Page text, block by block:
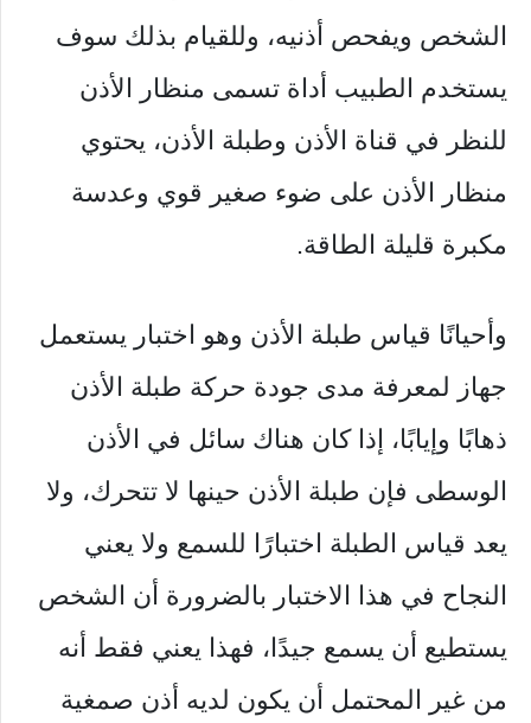
الشخص ويفحص أذنيه، وللقيام بذلك سوف
يستخدم الطبيب أداة تسمى منظار الأذن
للنظر في قناة الأذن وطبلة الأذن، يحتوي
منظار الأذن على ضوء صغير قوي وعدسة
مكبرة قليلة الطاقة.
وأحيانًا قياس طبلة الأذن وهو اختبار يستعمل
جهاز لمعرفة مدى جودة حركة طبلة الأذن
ذهابًا وإيابًا، إذا كان هناك سائل في الأذن
الوسطى فإن طبلة الأذن حينها لا تتحرك، ولا
يعد قياس الطبلة اختبارًا للسمع ولا يعني
النجاح في هذا الاختبار بالضرورة أن الشخص
يستطيع أن يسمع جيدًا، فهذا يعني فقط أنه
من غير المحتمل أن يكون لديه أذن صمغية